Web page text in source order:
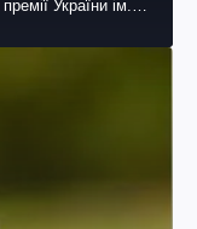
України ім.